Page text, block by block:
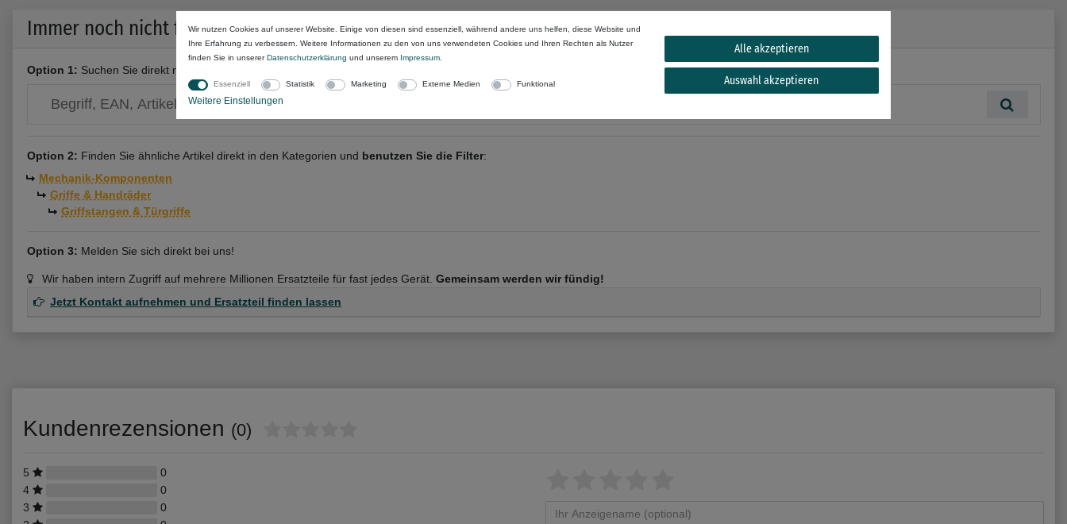
Immer noch nicht fündig geworden?
Option 1: Suchen Sie direkt nach deiner
Option 2: Finden Sie ähnliche Artikel direkt in den Kategorien und benutzen Sie die Filter:
Mechanik-Komponenten
Griffe & Handräder
Griffstangen & Türgriffe
Option 3: Melden Sie sich direkt bei uns!
Wir haben intern Zugriff auf mehrere Millionen Ersatzteile für fast jedes Gerät. Gemeinsam werden wir fündig!
Jetzt Kontakt aufnehmen und Ersatzteil finden lassen
Kundenrezensionen (0)
5
0
4
0
3
0
Wir nutzen Cookies auf unserer Website. Einige von diesen sind essenziell, während andere uns helfen, diese Website und
Ihre Erfahrung zu verbessern. Weitere Informationen zu den von uns verwendeten Cookies und Ihren Rechten als Nutzer
finden Sie in unsererDaten­schutz­erklärung und unserem Impressum
Essenziell Statistik Marketing Externe Medien Funktional
Weitere Einstellungen
Alle akzeptieren
Auswahl akzeptieren